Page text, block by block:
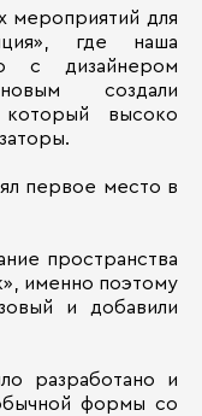
мероприятий для
где наша
с дизайнером
создали
высоко
первое место в
пространства
именно поэтому
и добавили
разработано и
формы со